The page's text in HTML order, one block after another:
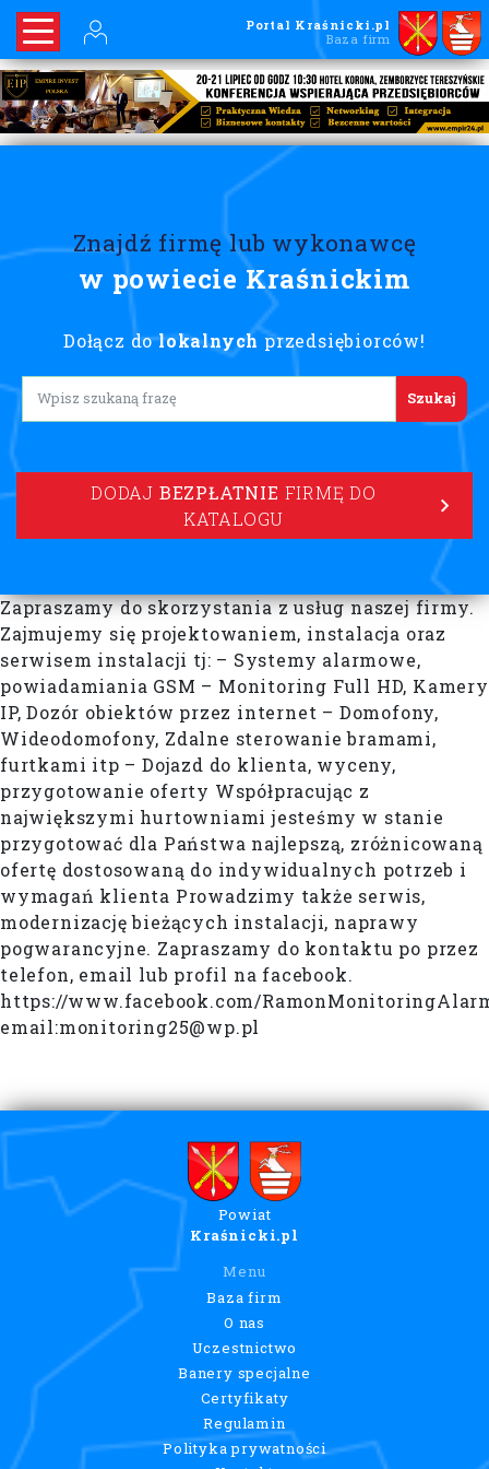
Portal Kraśnicki.pl
Baza firm
Znajdź firmę lub wykonawcę
w powiecie Kraśnickim
Dołącz dolokalnych przedsiębiorców!
Lorem ipsum
DODAJ BEZPŁATNIE FIRMĘ DO
KATALOGU
Zapraszamy do skorzystania z usług naszej firmy.
Zajmujemy się projektowaniem, instalacja oraz
serwisem instalacji tj: – Systemy alarmowe,
powiadamiania GSM – Monitoring Full HD, Kamery
IP, Dozór obiektów przez internet – Domofony,
Wideodomofony, Zdalne sterowanie bramami,
furtkami itp – Dojazd do klienta, wyceny,
przygotowanie oferty Współpracując z
największymi hurtowniami jesteśmy w stanie
przygotować dla Państwa najlepszą, zróżnicowaną
ofertę dostosowaną do indywidualnych potrzeb i
wymagań klienta Prowadzimy także serwis,
modernizację bieżących instalacji, naprawy
pogwarancyjne. Zapraszamy do kontaktu po przez
telefon, email lub profil na facebook.
https://www.facebook.com/
email:monitoring25@wp.pl
Powiat
Kraśnicki.pl
Menu
Baza firm
O nas
Uczestnictwo
Banery specjalne
Certyfikaty
Regulamin
Polityka prywatności